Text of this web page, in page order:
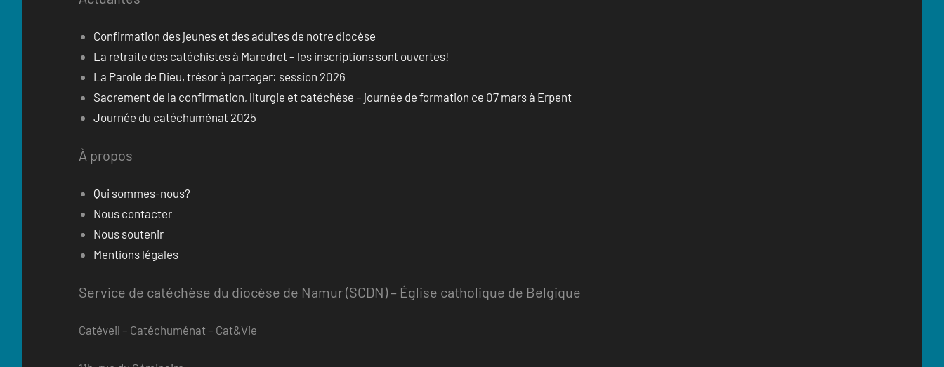
Confirmation des jeunes et des adultes de notre diocèse
La retraite des catéchistes à Maredret – les inscriptions sont ouvertes!
La Parole de Dieu, trésor à partager: session 2026
Sacrement de la confirmation, liturgie et catéchèse – journée de formation ce 07 mars à Erpent
Journée du catéchuménat 2025
À propos
Qui sommes-nous?
Nous contacter
Nous soutenir
Mentions légales
Service de catéchèse du diocèse de Namur (SCDN) – Église catholique de Belgique
Catéveil – Catéchuménat – Cat&Vie